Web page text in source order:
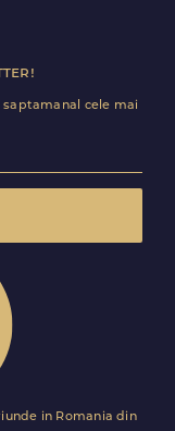
cele mai
in Romania din